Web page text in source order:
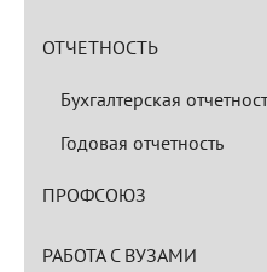
ОТЧЕТНОСТЬ
Бухгалтерская
Годовая отчетность
ПРОФСОЮЗ
РАБОТА С ВУЗАМИ